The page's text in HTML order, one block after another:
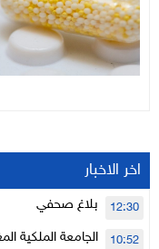
اخر الاخبار
بلاغ صحفي 12:30
الجامعة الملكية
10:52